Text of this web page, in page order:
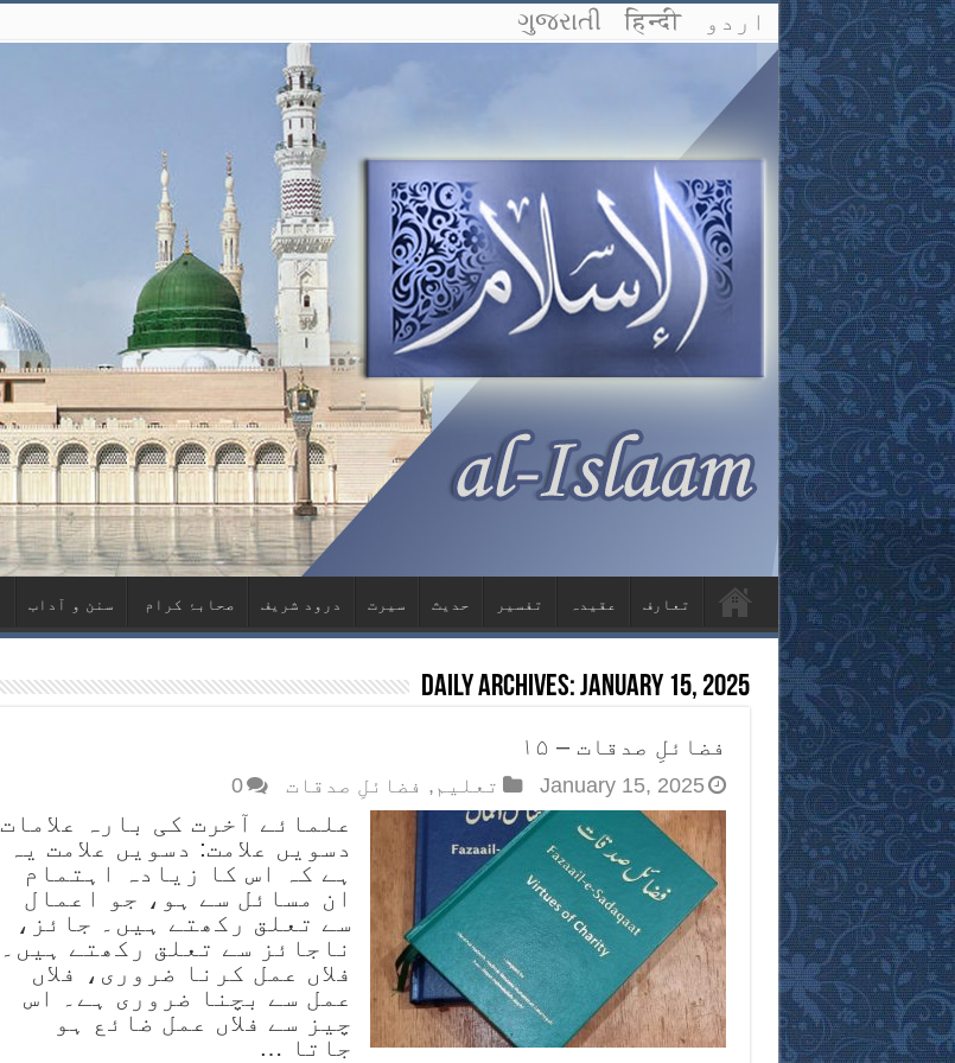
اردو हिन्दी
ગુજરાતી
تعارف عقيدہ تفسیر حديث سیرت درود شریف صحابۂ کرام ‏ سنن و آداب
Daily Archives:January 15, 2025
فضائلِ صدقات – ۱۵
January 15, 2025 تعلیم , فضائلِ صدقات 0
علمائے آخرت کی بارہ علامات
دسویں علامت: دسویں علامت یہ
ہے کہ اس کا زیادہ اہتمام
ان مسائل سے ہو، جو اعمال
سے تعلق رکھتے ہیں۔ جائز،
ناجائز سے تعلق رکھتے ہیں۔
فلاں عمل کرنا ضروری، فلاں
عمل سے بچنا ضروری ہے۔ اس
چیز سے فلاں عمل ضائع ہو
جاتا …